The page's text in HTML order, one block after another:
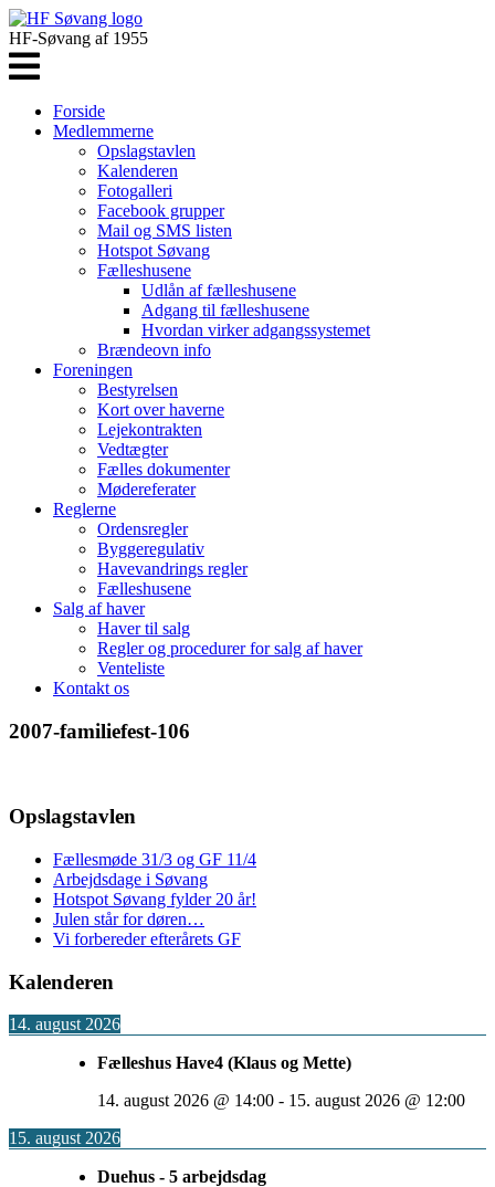
HF-Søvang af 1955
Forside
Medlemmerne
Opslagstavlen
Kalenderen
Fotogalleri
Facebook grupper
Mail og SMS listen
Hotspot Søvang
Fælleshusene
Udlån af fælleshusene
Adgang til fælleshusene
Hvordan virker adgangssystemet
Brændeovn info
Foreningen
Bestyrelsen
Kort over haverne
Lejekontrakten
Vedtægter
Fælles dokumenter
Mødereferater
Reglerne
Ordensregler
Byggeregulativ
Havevandrings regler
Fælleshusene
Salg af haver
Haver til salg
Regler og procedurer for salg af haver
Venteliste
Kontakt os
2007-familiefest-106
Opslagstavlen
Fællesmøde 31/3 og GF 11/4
Arbejdsdage i Søvang
Hotspot Søvang fylder 20 år!
Julen står for døren…
Vi forbereder efterårets GF
Kalenderen
14. august 2026
Fælleshus Have4 (Klaus og Mette)
14. august 2026 @ 14:00 - 15. august 2026 @ 12:00
15. august 2026
Duehus - 5 arbejdsdag